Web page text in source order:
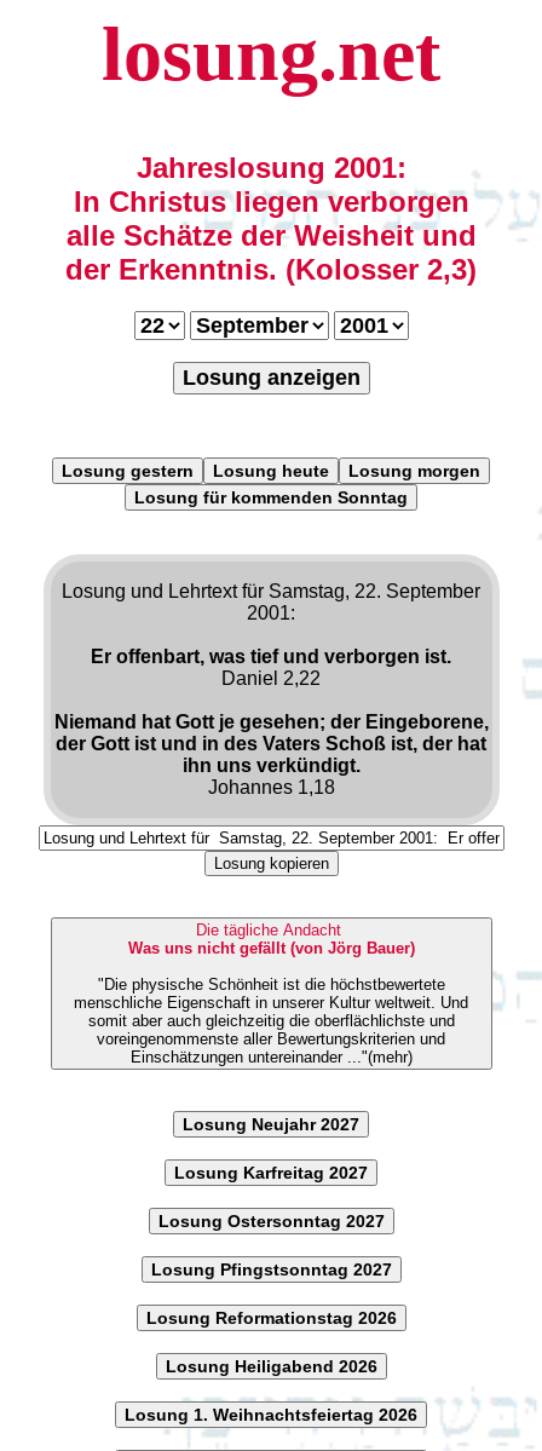
losung.net
Jahreslosung 2001:
In Christus liegen verborgen
alle Schätze der Weisheit und
der Erkenntnis. (Kolosser 2,3)
Losung anzeigen
Losung gestern Losung heute
Losung morgen
Losung für kommenden Sonntag
Losung und Lehrtext für Samstag, 22. September
2001:
Er offenbart, was tief und verborgen ist.
Daniel 2,22
Niemand hat Gott je gesehen; der Eingeborene,
der Gott ist und in des Vaters Schoß ist, der hat
ihn uns verkündigt.
Johannes 1,18
Losung kopieren
Die tägliche Andacht
Was uns nicht gefällt (von Jörg Bauer)
"Die physische Schönheit ist die höchstbewertete
menschliche Eigenschaft in unserer Kultur weltweit. Und
somit aber auch gleichzeitig die oberflächlichste und
voreingenommenste aller Bewertungskriterien und
Einschätzungen untereinander ..."(mehr)
Losung Neujahr 2027
Losung Karfreitag 2027
Losung Ostersonntag 2027
Losung Pfingstsonntag 2027
Losung Reformationstag 2026
Losung Heiligabend 2026
Losung 1. Weihnachtsfeiertag 2026